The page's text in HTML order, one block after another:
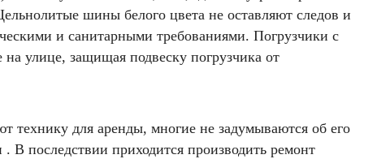
шины белого цвета не оставляют следов и
и санитарными требованиями. Погрузчики с
улице, защищая подвеску погрузчика от
технику для аренды, многие не задумываются об его
В последствии приходится производить ремонт